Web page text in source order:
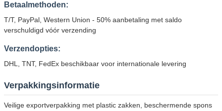
Betaalmethoden:
T/T, PayPal, Western Union - 50% aanbetaling met saldo
verschuldigd vóór verzending
Verzendopties:
DHL, TNT, FedEx beschikbaar voor internationale levering
Verpakkingsinformatie
Veilige exportverpakking met plastic zakken, beschermende spons